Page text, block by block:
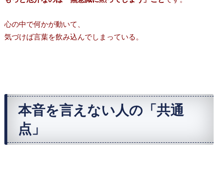
心の中で何かが動いて、
気づけば言葉を飲み込んでしまっている。
本音を言えない人の「共通
点」